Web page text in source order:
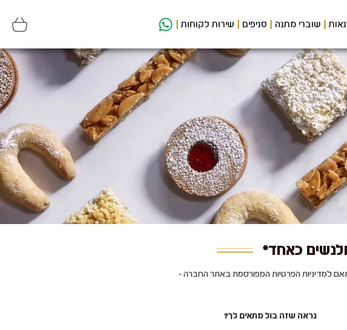
שוברי מתנה סניפים שירות לקוחות
כאחד*
למדיניות הפרטיות המפורסמת באתר החברה -
נראה שזה בול מתאים לך?